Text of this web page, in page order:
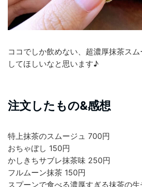
ココでしか飲めない、超濃厚抹茶ス
してほしいなと思います♪
注文したもの&感想
特上抹茶のスムージュ 700円
おちゃぼし 150円
かしきちサブレ抹茶味 250円
フルムーン抹茶 150円
スプーンで食べる濃厚すぎる抹茶の